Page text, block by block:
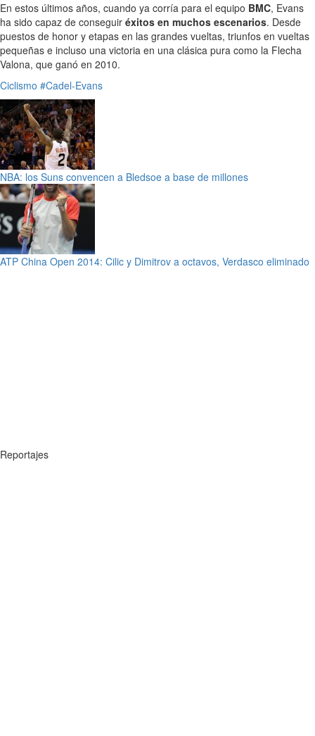
En estos últimos años, cuando ya corría para el equipo BMC, Evans
ha sido capaz de conseguir éxitos en muchos escenarios. Desde
puestos de honor y etapas en las grandes vueltas, triunfos en vueltas
pequeñas e incluso una victoria en una clásica pura como la Flecha
Valona, que ganó en 2010.
Ciclismo #Cadel-Evans
NBA: los Suns convencen a Bledsoe a base de millones
ATP China Open 2014: Cilic y Dimitrov a octavos, Verdasco eliminado
Reportajes